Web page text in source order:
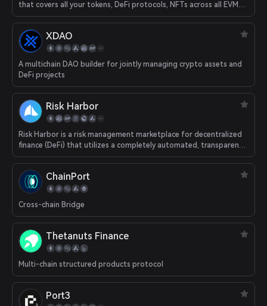
that covers all your tokens, DeFi protocols, NFTs across all EVM
chains.
XDAO
A multichain DAO builder for jointly managing crypto assets and
DeFi projects
Risk Harbor
Risk Harbor is a risk management marketplace for decentralized
finance (DeFi) that utilizes a completely automated, transparent,
and impartial invariant detection mechanism to secure liquidity
attacks. ChainPort
Cross-chain Bridge
Thetanuts Finance
Multi-chain structured products protocol
Port3